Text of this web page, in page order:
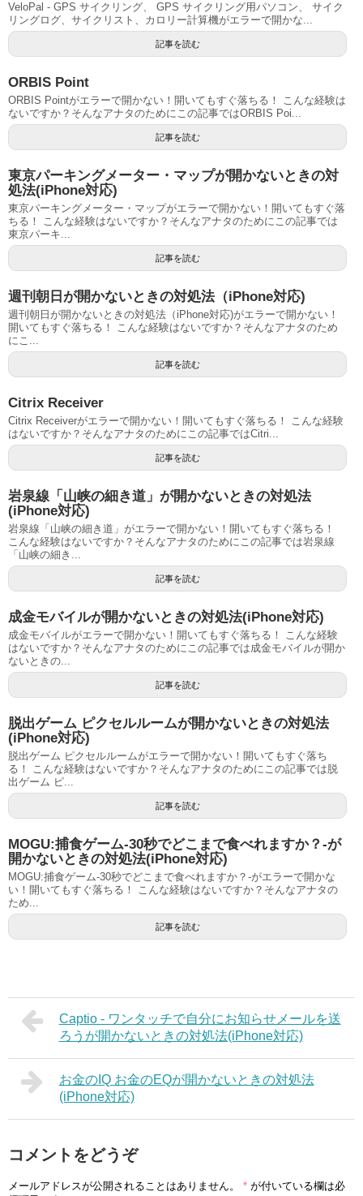
VeloPal - GPS サイクリング、 GPS サイクリング用パソコン、 サイク
リングログ、サイクリスト、カロリー計算機がエラーで開かな...
記事を読む
ORBIS Point
ORBIS Pointがエラーで開かない！開いてもすぐ落ちる！ こんな経験は
ないですか？そんなアナタのためにこの記事ではORBIS Poi...
記事を読む
東京パーキングメーター・マップが開かないときの対
処法(iPhone対応)
東京パーキングメーター・マップがエラーで開かない！開いてもすぐ落
ちる！ こんな経験はないですか？そんなアナタのためにこの記事では
東京パーキ...
記事を読む
週刊朝日が開かないときの対処法（iPhone対応)
週刊朝日が開かないときの対処法（iPhone対応)がエラーで開かない！
開いてもすぐ落ちる！ こんな経験はないですか？そんなアナタのため
にこ...
記事を読む
Citrix Receiver
Citrix Receiverがエラーで開かない！開いてもすぐ落ちる！ こんな経験
はないですか？そんなアナタのためにこの記事ではCitri...
記事を読む
岩泉線「山峡の細き道」が開かないときの対処法
(iPhone対応)
岩泉線「山峡の細き道」がエラーで開かない！開いてもすぐ落ちる！
こんな経験はないですか？そんなアナタのためにこの記事では岩泉線
「山峡の細き...
記事を読む
成金モバイルが開かないときの対処法(iPhone対応)
成金モバイルがエラーで開かない！開いてもすぐ落ちる！ こんな経験
はないですか？そんなアナタのためにこの記事では成金モバイルが開か
ないときの...
記事を読む
脱出ゲーム ピクセルルームが開かないときの対処法
(iPhone対応)
脱出ゲーム ピクセルルームがエラーで開かない！開いてもすぐ落ち
る！ こんな経験はないですか？そんなアナタのためにこの記事では脱
出ゲーム ピ...
記事を読む
MOGU:捕食ゲーム-30秒でどこまで食べれますか？-が
開かないときの対処法(iPhone対応)
MOGU:捕食ゲーム-30秒でどこまで食べれますか？-がエラーで開かな
い！開いてもすぐ落ちる！ こんな経験はないですか？そんなアナタの
ため...
記事を読む
Captio - ワンタッチで自分にお知らせメールを送
ろうが開かないときの対処法(iPhone対応)
お金のIQ お金のEQが開かないときの対処法
(iPhone対応)
コメントをどうぞ
メールアドレスが公開されることはありません。 * が付いている欄は必